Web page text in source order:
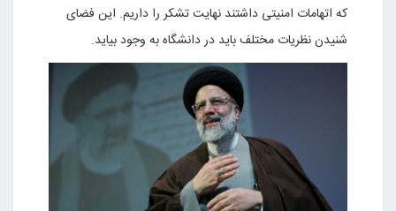
که اتهامات امنیتی داشتند نهایت تشکر را داریم. این فضای
شنیدن نظریات مختلف باید در دانشگاه به وجود بیاید.